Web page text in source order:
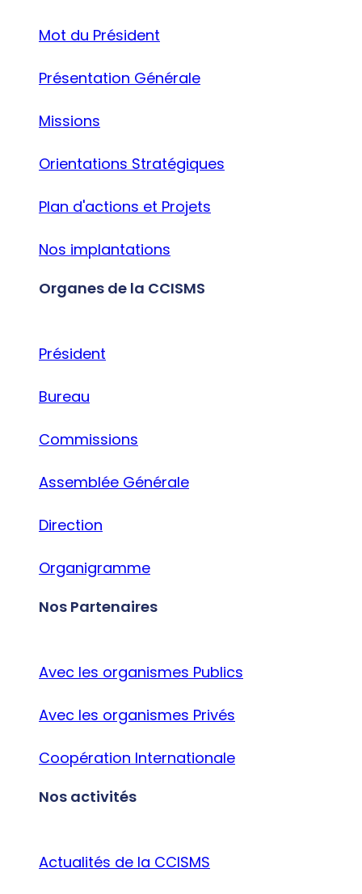
Mot du Président
Présentation Générale
Missions
Orientations Stratégiques
Plan d'actions et Projets
Nos implantations
Organes de la CCISMS
Président
Bureau
Commissions
Assemblée Générale
Direction
Organigramme
Nos Partenaires
Avec les organismes Publics
Avec les organismes Privés
Coopération Internationale
Nos activités
Actualités de la CCISMS